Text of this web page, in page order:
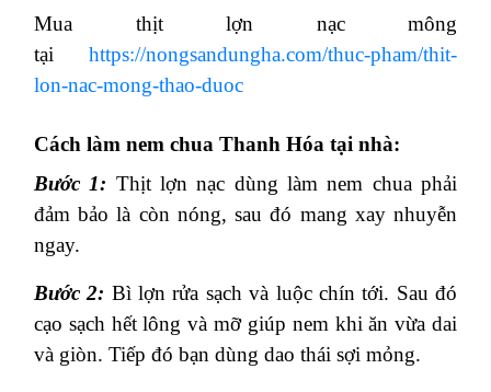
Mua thịt lợn nạc mông
tại https://nongsandungha.com/thuc-pham/thit-
lon-nac-mong-thao-duoc
Cách làm nem chua Thanh Hóa tại nhà:
Bước 1: Thịt lợn nạc dùng làm nem chua phải
đảm bảo là còn nóng, sau đó mang xay nhuyễn
ngay.
Bước 2: Bì lợn rửa sạch và luộc chín tới. Sau đó
cạo sạch hết lông và mỡ giúp nem khi ăn vừa dai
và giòn. Tiếp đó bạn dùng dao thái sợi mỏng.